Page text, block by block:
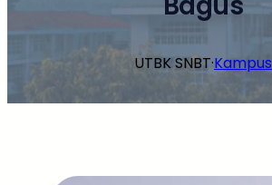
UTBK SNBT·Kampus